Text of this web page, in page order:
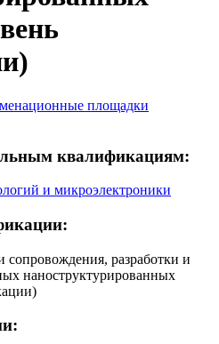
площадки
квалификациям:
и микроэлектроники
сопровождения, разработки и
наноструктурированных